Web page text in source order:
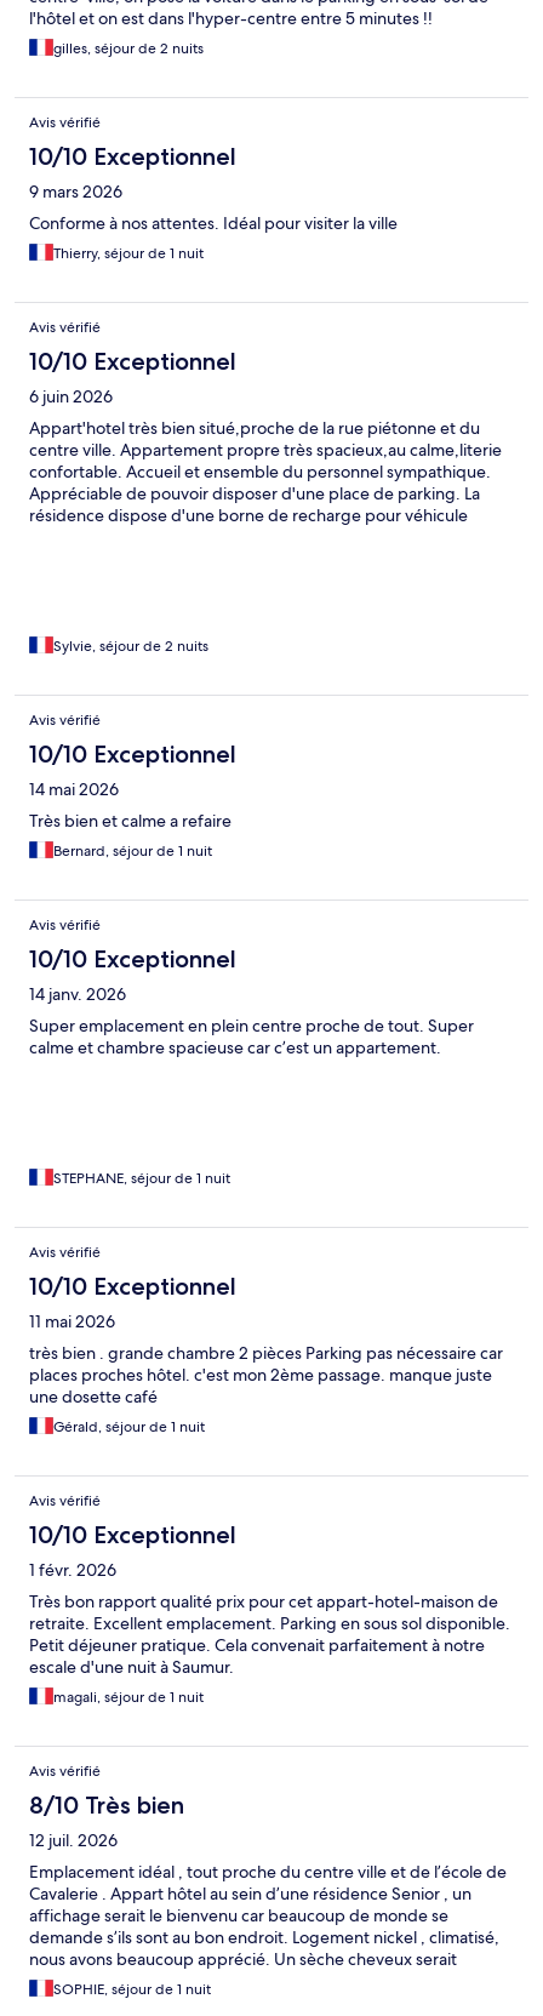
l'hôtel et on est dans l'hyper-centre entre 5 minutes !!
gilles, séjour de 2 nuits
Avis vérifié
10/10 Exceptionnel
9 mars 2026
Conforme à nos attentes. Idéal pour visiter la ville
Thierry, séjour de 1 nuit
Avis vérifié
10/10 Exceptionnel
6 juin 2026
Appart'hotel très bien situé,proche de la rue piétonne et du
centre ville. Appartement propre très spacieux,au calme,literie
confortable. Accueil et ensemble du personnel sympathique.
Appréciable de pouvoir disposer d'une place de parking. La
résidence dispose d'une borne de recharge pour véhicule
Sylvie, séjour de 2 nuits
Avis vérifié
10/10 Exceptionnel
14 mai 2026
Très bien et calme a refaire
Bernard, séjour de 1 nuit
Avis vérifié
10/10 Exceptionnel
14 janv. 2026
Super emplacement en plein centre proche de tout. Super
calme et chambre spacieuse car c’est un appartement.
STEPHANE, séjour de 1 nuit
Avis vérifié
10/10 Exceptionnel
11 mai 2026
très bien . grande chambre 2 pièces Parking pas nécessaire car
places proches hôtel. c'est mon 2ème passage. manque juste
une dosette café
Gérald, séjour de 1 nuit
Avis vérifié
10/10 Exceptionnel
1 févr. 2026
Très bon rapport qualité prix pour cet appart-hotel-maison de
retraite. Excellent emplacement. Parking en sous sol disponible.
Petit déjeuner pratique. Cela convenait parfaitement à notre
escale d'une nuit à Saumur.
magali, séjour de 1 nuit
Avis vérifié
8/10 Très bien
12 juil. 2026
Emplacement idéal , tout proche du centre ville et de l’école de
Cavalerie . Appart hôtel au sein d’une résidence Senior , un
affichage serait le bienvenu car beaucoup de monde se
demande s’ils sont au bon endroit. Logement nickel , climatisé,
nous avons beaucoup apprécié. Un sèche cheveux serait
appréciable. Parking sous la résidence , parfait au tarif de 10€.
Petit déj au tarif de 12€ qui n a pas répondu à nos attentes,
SOPHIE, séjour de 1 nuit